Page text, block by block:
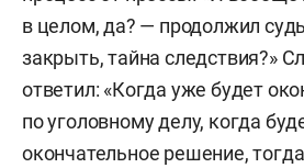
в целом, да? — продолжил
закрыть, тайна следствия?»
ответил: «Когда уже будет
по уголовному делу, когда
окончательное решение,